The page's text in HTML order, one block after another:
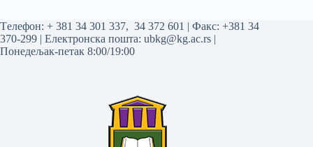
Tелефон: + 381 34 301 337, 34 372 601 | Факс: +381 34
370-299 | Електронска пошта: ubkg@kg.ac.rs |
Понедељак-петак 8:00/19:00